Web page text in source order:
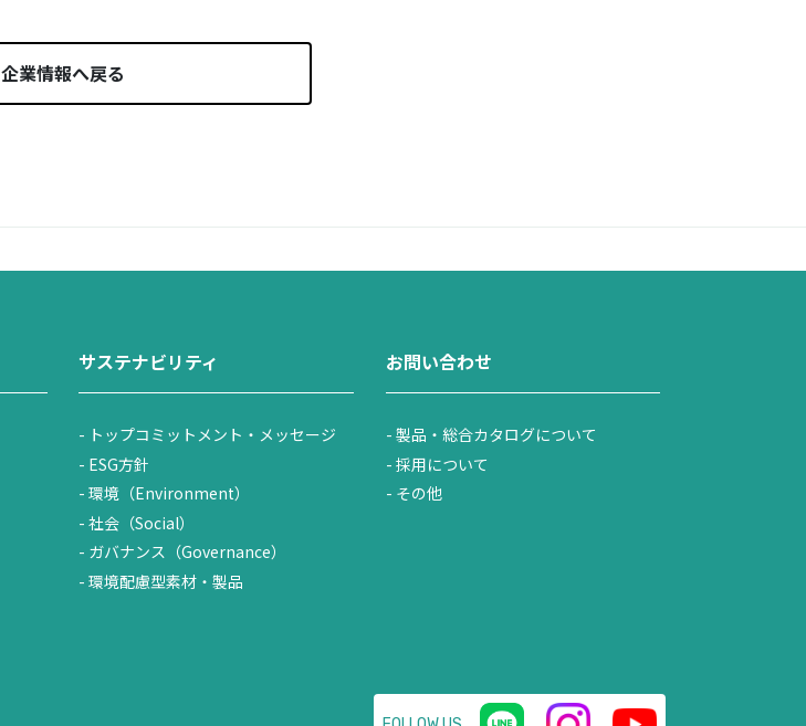
企業情報へ戻る
サステナビリティ
トップコミットメント・メッセージ
ESG方針
環境（Environment）
社会（Social）
ガバナンス（Governance）
環境配慮型素材・製品
お問い合わせ
製品・総合カタログについて
採用について
その他